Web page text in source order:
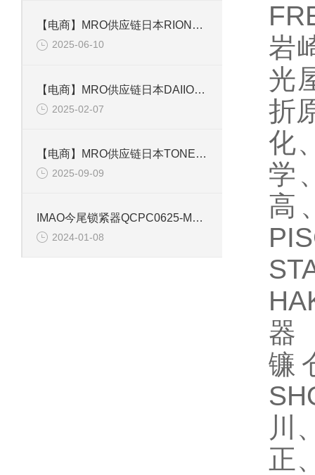
【电商】MRO供应链日本RION理音持式测振仪VM-82A
2025-06-10
【电商】MRO供应链日本DAIION单相异步电动机5GN-36KB 51K60RGN-CF
2025-02-07
【电商】MRO供应链日本TONE前田 螺丝刀套装 PLPGD6
2025-09-09
IMAO今尾锁紧器QCPC0625-M4-SUS夹紧销(锥型)
2024-01-08
岩
光
折
化
学
高
器
镰
川
正